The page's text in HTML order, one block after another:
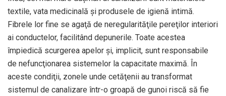
textile, vata medicinală şi produsele de igienă intimă.
Fibrele lor fine se agaţă de neregularităţile pereţilor interiori
ai conductelor, facilitând depunerile. Toate acestea
împiedică scurgerea apelor şi, implicit, sunt responsabile
de nefuncţionarea sistemelor la capacitate maximă. În
aceste condiţii, zonele unde cetăţenii au transformat
sistemul de canalizare într-o groapă de gunoi riscă să fie